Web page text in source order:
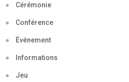
Cérémonie
Conférence
Événement
Informations
Jeu